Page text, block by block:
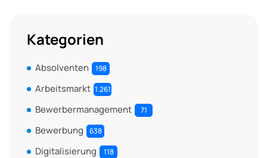
Kategorien
Absolventen 198
Arbeitsmarkt 1.261
Bewerbermanagement 71
Bewerbung 638
Digitalisierung 118